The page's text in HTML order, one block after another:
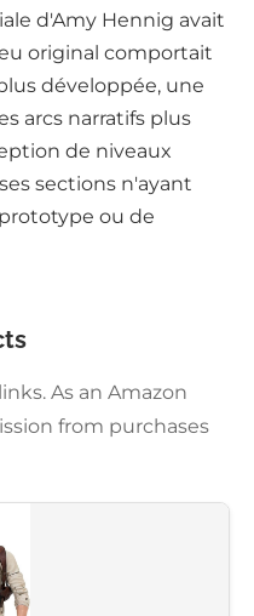
d'Amy Hennig avait
original comportait
développée, une
arcs narratifs plus
de niveaux
sections n'ayant
ou de
As an Amazon
from purchases